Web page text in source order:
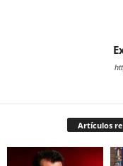
Artículos